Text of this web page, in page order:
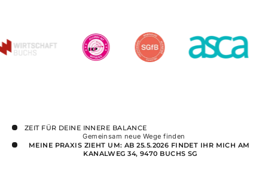
ZEIT FÜR DEINE INNERE BALANCE
Gemeinsam neue Wege finden
MEINE PRAXIS ZIEHT UM: AB 25.5.2026 FINDET IHR MICH AM
KANALWEG 34, 9470 BUCHS SG